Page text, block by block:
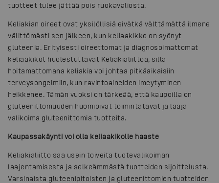
tuotteet tulee jättää pois ruokavaliosta.
Keliakian oireet ovat yksilöllisiä eivätkä välttämättä ilmene
välittömästi sen jälkeen, kun keliaakikko on syönyt
gluteenia. Erityisesti oireettomat ja diagnosoimattomat
keliaakikot huolestuttavat Keliakialiittoa, sillä
hoitamattomana keliakia voi johtaa pitkäaikaisiin
terveysongelmiin, kun ravintoaineiden imeytyminen
heikkenee. Tämän vuoksi on tärkeää, että kaupoilla on
gluteenittomuuden huomioivat toimintatavat ja laaja
valikoima gluteenittomia tuotteita.
Kaupassakäynti voi olla keliaakikolle haaste
Keliakialiitto saa usein toiveita tuotevalikoiman
laajentamisesta ja selkeämmästä tuotteiden sijoittelusta.
Varsinaista gluteenipitoisten ja gluteenittomien tuotteiden